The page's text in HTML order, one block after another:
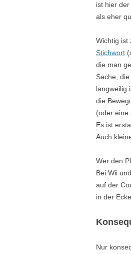
ist hier
als eher
Wichtig ist
Stichwort
die man
Sache,
langweilig
die
(oder eine
Es ist
Auch
Wer den
Bei Wii
auf der
in der
Nur